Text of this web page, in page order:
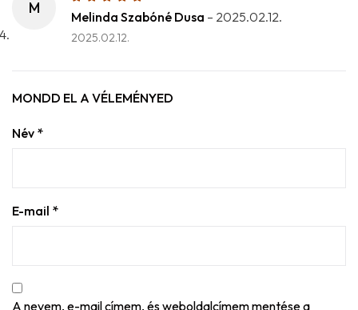
M
Melinda Szabóné Dusa – 2025.02.12.
2025.02.12.
MONDD EL A VÉLEMÉNYED
Név *
E-mail *
A nevem, e-mail címem, és weboldalcímem mentése a